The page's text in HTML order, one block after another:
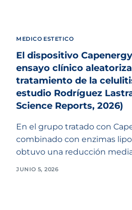
MEDICO ESTETICO
El dispositivo
ensayo clínico
tratamiento de la
estudio Rodríguez
Science Reports, 2026)
En el grupo tratado con
combinado con enzimas
obtuvo una reducción
JUNIO 5, 2026